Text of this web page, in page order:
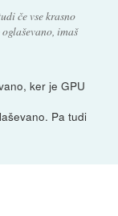
če vse krasno
imaš
ker je GPU
Pa tudi